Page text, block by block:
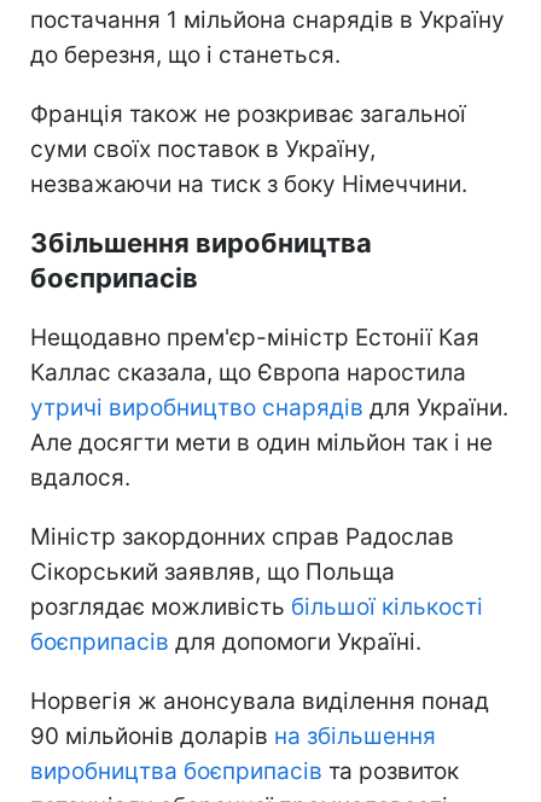
постачання 1 мільйона снарядів в Україну
до березня, що і станеться.
Франція також не розкриває загальної
суми своїх поставок в Україну,
незважаючи на тиск з боку Німеччини.
Збільшення виробництва
боєприпасів
Нещодавно прем'єр-міністр Естонії Кая
Каллас сказала, що Європа наростила
утричі виробництво снарядів для України.
Але досягти мети в один мільйон так і не
вдалося.
Міністр закордонних справ Радослав
Сікорський заявляв, що Польща
розглядає можливість більшої кількості
боєприпасів для допомоги Україні.
Норвегія ж анонсувала виділення понад
90 мільйонів доларів на збільшення
виробництва боєприпасів та розвиток